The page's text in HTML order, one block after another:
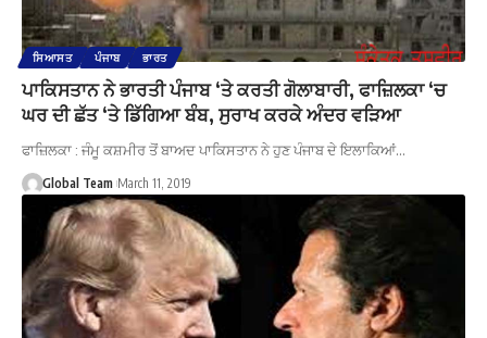
ਸਿਆਸਤ ਪੰਜਾਬ ਭਾਰਤ
ਪਾਕਿਸਤਾਨ ਨੇ ਭਾਰਤੀ ਪੰਜਾਬ ‘ਤੇ ਕਰਤੀ ਗੋਲਾਬਾਰੀ, ਫਾਜ਼ਿਲਕਾ ‘ਚ
ਘਰ ਦੀ ਛੱਤ ‘ਤੇ ਡਿੱਗਿਆ ਬੰਬ, ਸੁਰਾਖ ਕਰਕੇ ਅੰਦਰ ਵੜਿਆ
ਫਾਜ਼ਿਲਕਾ : ਜੰਮੂ ਕਸ਼ਮੀਰ ਤੋਂ ਬਾਅਦ ਪਾਕਿਸਤਾਨ ਨੇ ਹੁਣ ਪੰਜਾਬ ਦੇ ਇਲਾਕਿਆਂ…
Global Team March 11, 2019